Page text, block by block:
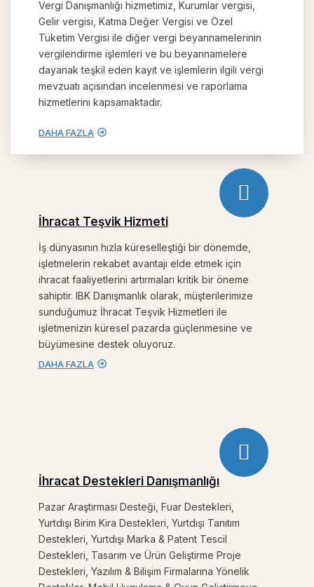
Vergi Danışmanlığı hizmetimiz, Kurumlar vergisi,
Gelir vergisi, Katma Değer Vergisi ve Özel
Tüketim Vergisi ile diğer vergi beyannamelerinin
vergilendirme işlemleri ve bu beyannamelere
dayanak teşkil eden kayıt ve işlemlerin ilgili vergi
mevzuatı açısından incelenmesi ve raporlama
hizmetlerini kapsamaktadır.
DAHA FAZLA
İhracat Teşvik Hizmeti
İş dünyasının hızla küreselleştiği bir dönemde,
işletmelerin rekabet avantajı elde etmek için
ihracat faaliyetlerini artırmaları kritik bir öneme
sahiptir. IBK Danışmanlık olarak, müşterilerimize
sunduğumuz İhracat Teşvik Hizmetleri ile
işletmenizin küresel pazarda güçlenmesine ve
büyümesine destek oluyoruz.
DAHA FAZLA
İhracat Destekleri Danışmanlığı
Pazar Araştırması Desteği, Fuar Destekleri,
Yurtdışı Birim Kira Destekleri, Yurtdışı Tanıtım
Destekleri, Yurtdışı Marka & Patent Tescil
Destekleri, Tasarım ve Ürün Geliştirme Proje
Destekleri, Yazılım & Bilişim Firmalarına Yönelik